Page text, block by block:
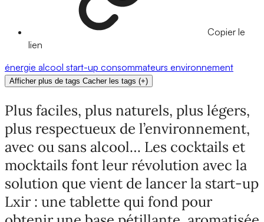
Copier le
lien
énergie alcool start-up consommateurs environnement
Afficher plus de tags Cacher les tags (+)
Plus faciles, plus naturels, plus légers,
plus respectueux de l’environnement,
avec ou sans alcool… Les cocktails et
mocktails font leur révolution avec la
solution que vient de lancer la start-up
Lxir : une tablette qui fond pour